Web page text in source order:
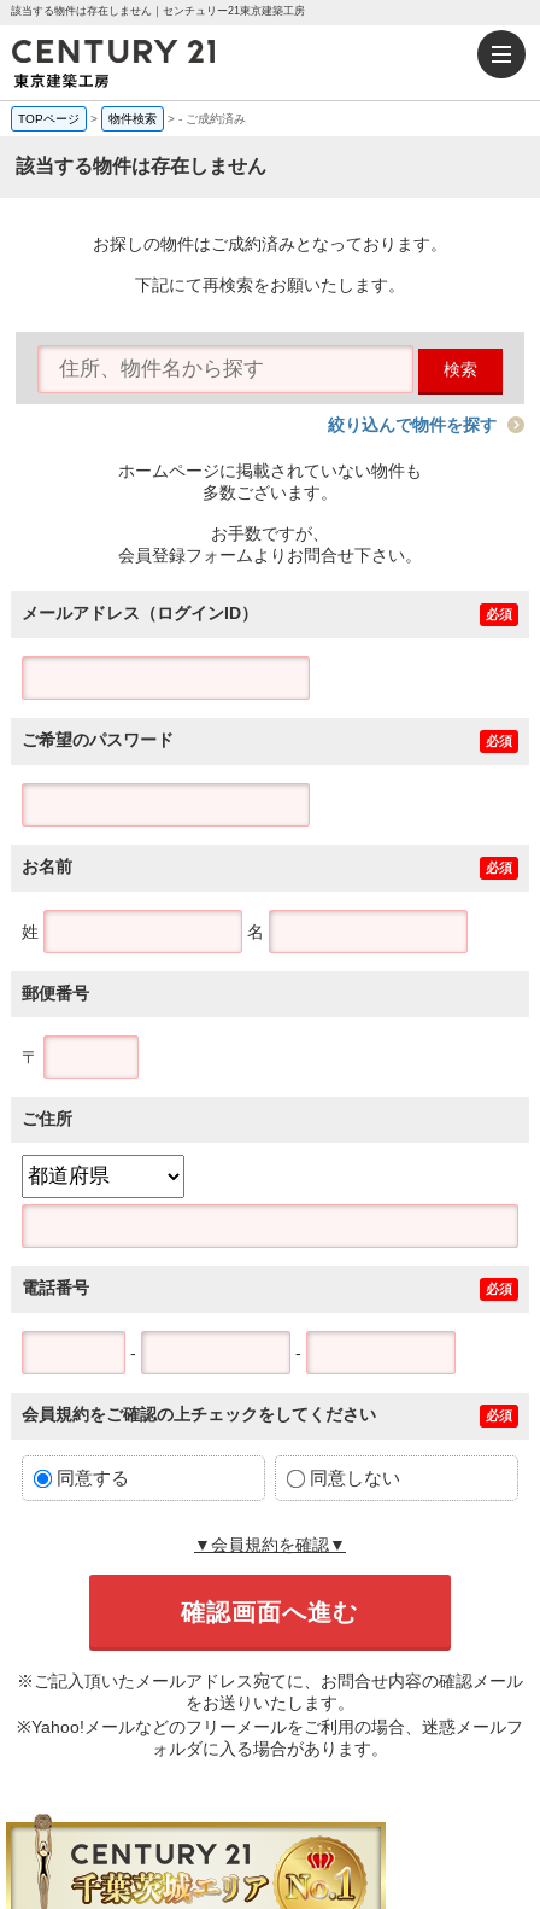
該当する物件は存在しません｜センチュリー21東京建築工房
TOPページ > 物件検索 >- ご成約済み
該当する物件は存在しません
お探しの物件はご成約済みとなっております。
下記にて再検索をお願いたします。
検索
絞り込んで物件を探す
ホームページに掲載されていない物件も
多数ございます。
お手数ですが、
会員登録フォームよりお問合せ下さい。
メールアドレス（ログインID） 必須
ご希望のパスワード 必須
お名前 必須
姓 名
郵便番号
〒
ご住所
電話番号 必須
- -
会員規約をご確認の上チェックをしてください 必須
同意する 同意しない
▼会員規約を確認▼
※ご記入頂いたメールアドレス宛てに、お問合せ内容の確認メール
をお送りいたします。
※Yahoo!メールなどのフリーメールをご利用の場合、迷惑メールフ
ォルダに入る場合があります。